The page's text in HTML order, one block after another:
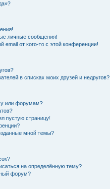
личные сообщения!
email от кого-то с этой конференции!
в списках моих друзей и недругов?
или форумам?
пустую страницу!
мной темы?
на определённую тему?
форум?